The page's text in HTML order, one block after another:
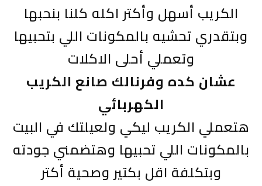
الكريب أسهل وأكتر اكله كلنا بنحبها
وبتقدري تحشيه بالمكونات اللي بتحبيها
وتعملي أحلى الاكلات
عشان كده وفرنالك صانع الكريب
الكهربائي
هتعملي الكريب ليكي ولعيلتك في البيت
بالمكونات اللي تحبيها وهتضمني جودته
وبتكلفة اقل بكتير وصحية أكتر